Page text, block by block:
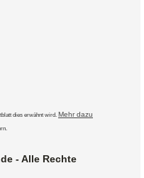
dies erwähnt wird. Mehr dazu
- Alle Rechte